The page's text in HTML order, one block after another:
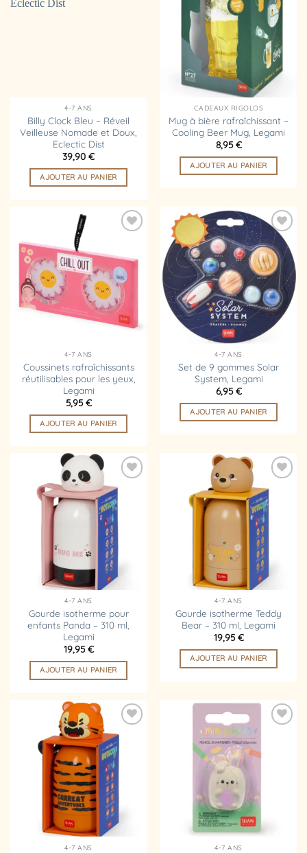
4-7 ANS
Billy Clock Bleu – Réveil
Veilleuse Nomade et Doux,
Eclectic Dist
39,90 €
AJOUTER AU PANIER
à la
liste
d’envies
CADEAUX RIGOLOS
Mug à bière rafraîchissant –
Cooling Beer Mug, Legami
8,95€
AJOUTER AU PANIER
liste
d’envies
4-7 ANS
Coussinets rafraîchissants
réutilisables pour les yeux,
Legami
5,95€
AJOUTER AU PANIER
Ajouter
à la
liste
d’envies
4-7 ANS
Set de 9 gommes Solar
System, Legami
6,95€
AJOUTER AU PANIER
Ajouter
d’envies
4-7 ANS
Gourde isotherme pour
enfants Panda – 310 ml,
Legami
19,95€
AJOUTER AU PANIER
Ajouter
d’envies
4-7 ANS
Gourde isotherme Teddy
Bear – 310 ml, Legami
19,95€
AJOUTER AU PANIER
Ajouter
d’envies
4-7 ANS 4-7 ANS